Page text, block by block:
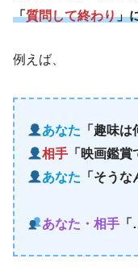
「質問して終わり」
例えば、
あなた 「趣味は
相手 「映画鑑賞
あなた 「そうな
あなた・相手